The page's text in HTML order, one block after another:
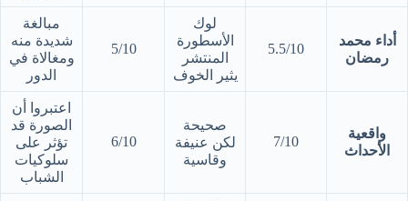
أداء محمد
رمضان
5.5/10
لوك
الأسطورة
المنتشر
يثير الخوف
5/10
مبالغة
شديدة منه
ومغالاة في
الدور
واقعية
الأحداث
7/10
صحيحة
لكن عنيفة
وقاسية
6/10
اعتبروا أن
الصورة قد
تؤثر على
سلوكيات
الشباب